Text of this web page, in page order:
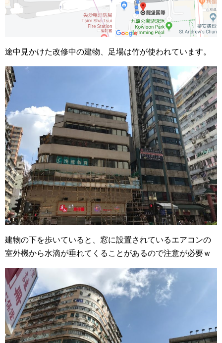
途中見かけた改修中の建物、足場は竹が使われています。
建物の下を歩いていると、窓に設置されているエアコンの
室外機から水滴が垂れてくることがあるので注意が必要ｗ